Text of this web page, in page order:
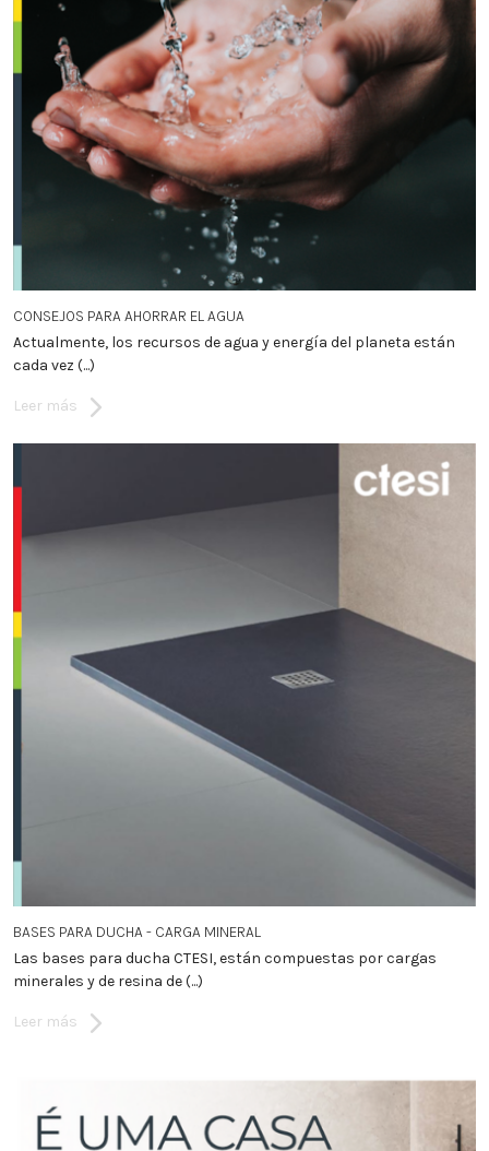
CONSEJOS PARA AHORRAR EL AGUA
Actualmente, los recursos de agua y energía del planeta están
cada vez (...)
Leer más
BASES PARA DUCHA - CARGA MINERAL
Las bases para ducha CTESI, están compuestas por cargas
minerales y de resina de (...)
Leer más